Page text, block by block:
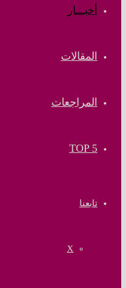
أخبـــار
المقالات
المراجعات
TOP 5
تابعنا
‫X